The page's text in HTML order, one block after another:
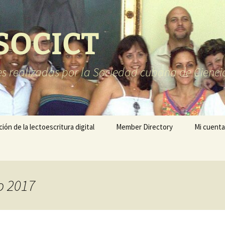
realizadas por la Sociedad cubana de
de la lectoescritura digital Member Directory Mi cuenta
2017